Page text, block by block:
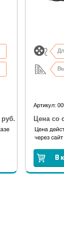
руб.
Артикул:
Цена со